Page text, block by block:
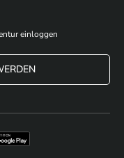
einloggen